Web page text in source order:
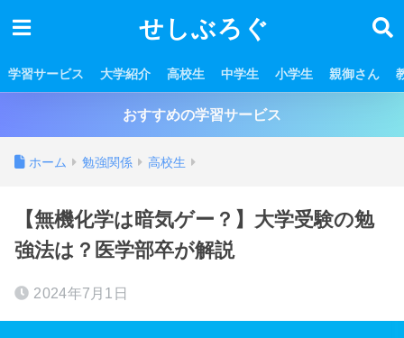
せしぶろぐ
学習サービス 大学紹介 高校生 中学生 小学生 親御さん
おすすめの学習サービス
ホーム 勉強関係 高校生
【無機化学は暗気ゲー？】大学受験の勉
強法は？医学部卒が解説
2024年7月1日